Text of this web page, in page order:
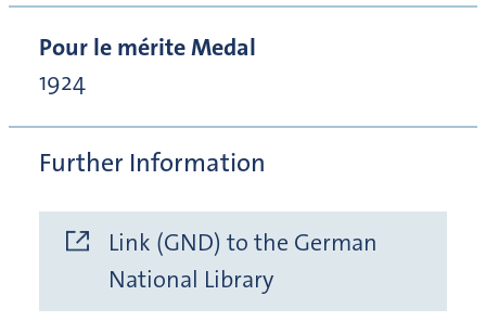
Pour le mérite Medal
1924
Further Information
Link (GND) to the German
National Library